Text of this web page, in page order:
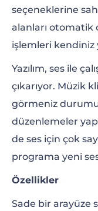
seçeneklerine
alanları otomatik
işlemleri kendiniz
Yazılım, ses ile
çıkarıyor. Müzik
görmeniz
düzenlemeler
de ses için çok
programa yeni
Özellikler
Sade bir arayüze